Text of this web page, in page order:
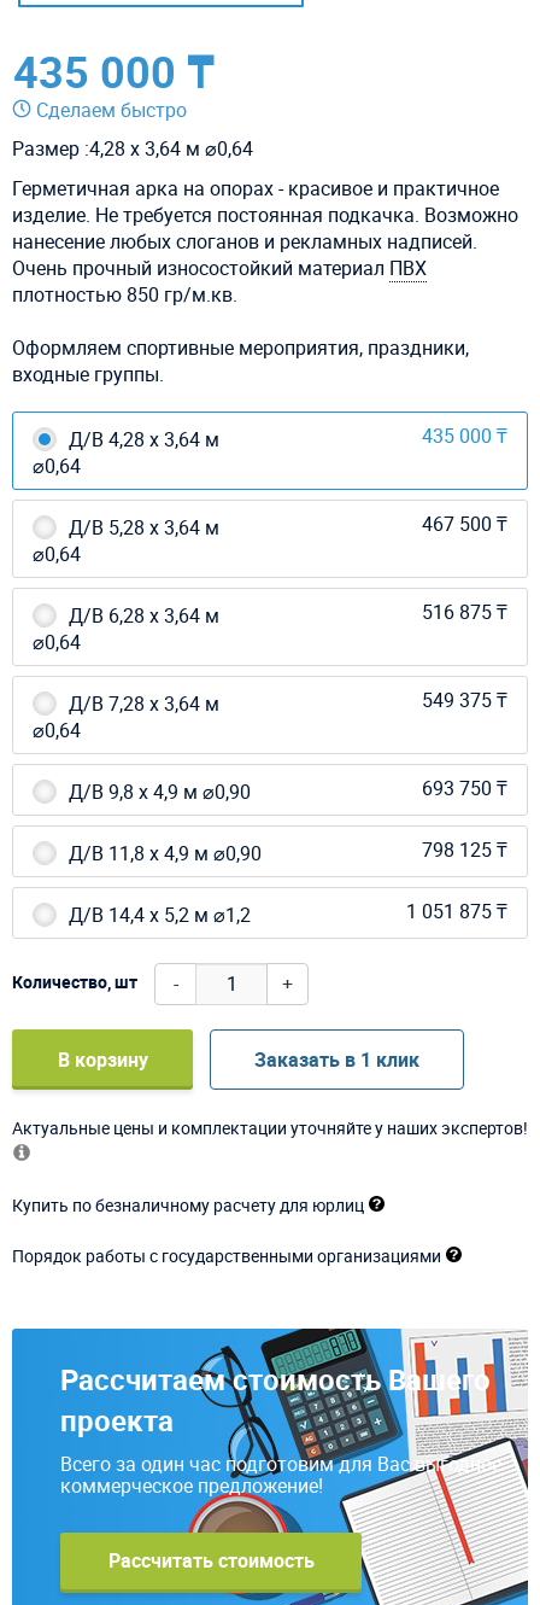
435 000 ₸
Сделаем быстро
Размер :4,28 х 3,64 м ⌀0,64
Герметичная арка на опорах - красивое и практичное
изделие. Не требуется постоянная подкачка. Возможно
нанесение любых слоганов и рекламных надписей.
Очень прочный износостойкий материал ПВХ
плотностью 850 гр/м.кв.
Оформляем спортивные мероприятия, праздники,
входные группы.
Д/В 4,28 х 3,64 м
⌀0,64
435 000 ₸
Д/В 5,28 х 3,64 м
⌀0,64
467 500 ₸
Д/В 6,28 х 3,64 м
⌀0,64
516 875 ₸
Д/В 7,28 х 3,64 м
⌀0,64
549 375 ₸
Д/В 9,8 х 4,9 м ⌀0,90 693 750 ₸
Д/В 11,8 х 4,9 м ⌀0,90 798 125 ₸
Д/В 14,4 х 5,2 м ⌀1,2 1 051 875 ₸
Количество, шт - +
В корзину Заказать в 1 клик
Актуальные цены и комплектации уточняйте у наших экспертов!
Купить по безналичному расчету для юрлиц
Порядок работы с государственными организациями
Рассчитаем стоимость Вашего
проекта
Всего за один час подготовим для Вас выгодное
коммерческое предложение!
Рассчитать стоимость